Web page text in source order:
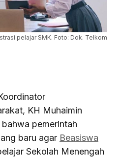
pelajar SMK. Foto: Dok. Telkom
KH Muhaimin
pemerintah
baru agar Beasiswa
Sekolah Menengah